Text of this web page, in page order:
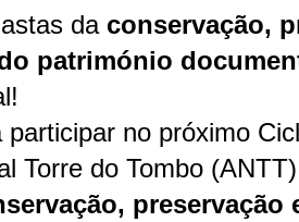
da conservação,
património
participar no próximo
Torre do Tombo
preservação